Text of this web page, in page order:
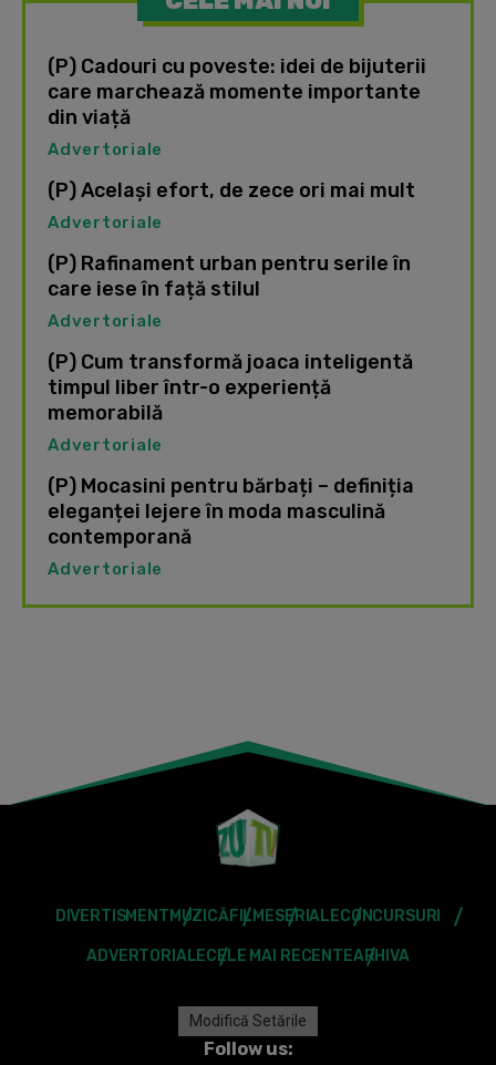
(P) Cadouri cu poveste: idei de bijuterii
care marchează momente importante
din viață
Advertoriale
(P) Același efort, de zece ori mai mult
Advertoriale
(P) Rafinament urban pentru serile în
care iese în față stilul
Advertoriale
(P) Cum transformă joaca inteligentă
timpul liber într-o experiență
memorabilă
Advertoriale
(P) Mocasini pentru bărbați – definiția
eleganței lejere în moda masculină
contemporană
Advertoriale
DIVERTISMENT MUZICĂFILMESERIALECONCURSURI
ADVERTORIALECELE MAI RECENTEARHIVA
Modifică Setările
Follow us: